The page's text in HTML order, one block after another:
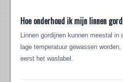
Hoe onderhoud ik mijn linnen
Linnen gordijnen kunnen meestal in
lage temperatuur gewassen
eerst het waslabel.